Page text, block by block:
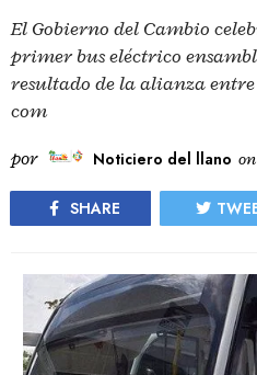
El Gobierno del Cambio
primer bus eléctrico
resultado de la alianza entre
com
por Noticiero del llano on
SHARE